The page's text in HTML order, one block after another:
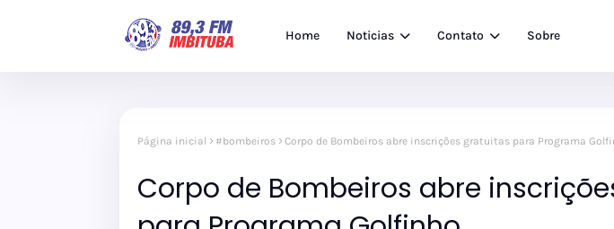
Home Noticias Contato Sobre
Página inicial #bombeiros Corpo de Bombeiros abre inscrições gratuitas para Programa
Corpo de Bombeiros abre